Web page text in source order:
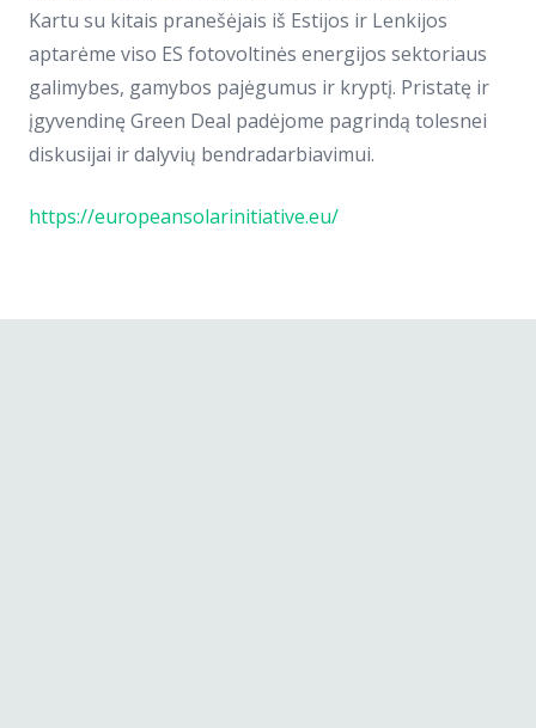
Kartu su kitais pranešėjais iš Estijos ir Lenkijos
aptarėme viso ES fotovoltinės energijos sektoriaus
galimybes, gamybos pajėgumus ir kryptį. Pristatę ir
įgyvendinę Green Deal padėjome pagrindą tolesnei
diskusijai ir dalyvių bendradarbiavimui.
https://europeansolarinitiative.eu/